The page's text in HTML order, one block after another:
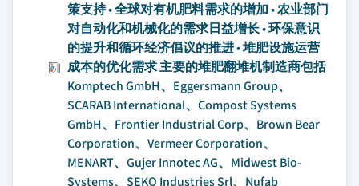
策支持 • 全球对有机肥料需求的增加 • 农业部门
对自动化和机械化的需求日益增长 • 环保意识
的提升和循环经济倡议的推进 • 堆肥设施运营
成本的优化需求 主要的堆肥翻堆机制造商包括
Komptech GmbH、Eggersmann Group、
SCARAB International、Compost Systems
GmbH、Frontier Industrial Corp、Brown Bear
Corporation、Vermeer Corporation、
MENART、Gujer Innotec AG、Midwest Bio-
Systems、SEKO Industries Srl、Nufab